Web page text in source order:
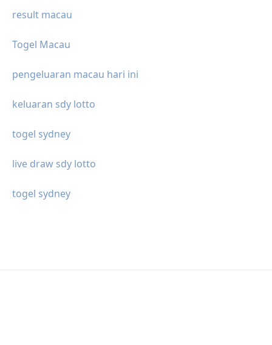
result macau
Togel Macau
pengeluaran macau hari ini
keluaran sdy lotto
togel sydney
live draw sdy lotto
togel sydney